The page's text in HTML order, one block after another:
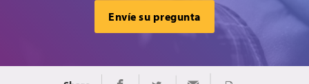
Envíe su pregunta